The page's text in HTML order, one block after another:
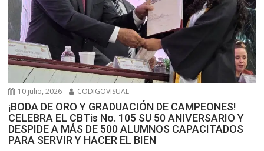
10 julio, 2026 CODIGOVISUAL
¡BODA DE ORO Y GRADUACIÓN DE CAMPEONES!
CELEBRA EL CBTis No. 105 SU 50 ANIVERSARIO Y
DESPIDE A MÁS DE 500 ALUMNOS CAPACITADOS
PARA SERVIR Y HACER EL BIEN